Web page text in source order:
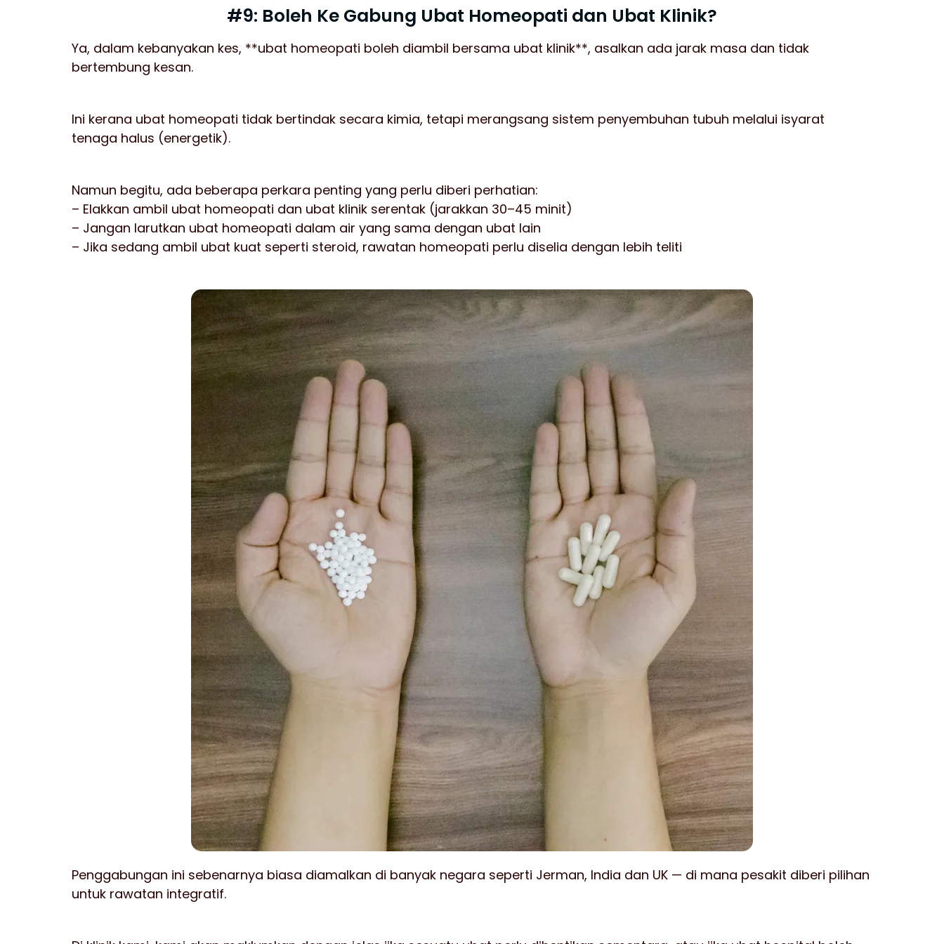
#9: Boleh Ke Gabung Ubat Homeopati dan Ubat Klinik?
Ya, dalam kebanyakan kes, **ubat homeopati boleh diambil bersama ubat klinik**, asalkan ada jarak masa dan tidak
bertembung kesan.
Ini kerana ubat homeopati tidak bertindak secara kimia, tetapi merangsang sistem penyembuhan tubuh melalui isyarat
tenaga halus (energetik).
Namun begitu, ada beberapa perkara penting yang perlu diberi perhatian:
– Elakkan ambil ubat homeopati dan ubat klinik serentak (jarakkan 30–45 minit)
– Jangan larutkan ubat homeopati dalam air yang sama dengan ubat lain
– Jika sedang ambil ubat kuat seperti steroid, rawatan homeopati perlu diselia dengan lebih teliti
Penggabungan ini sebenarnya biasa diamalkan di banyak negara seperti Jerman, India dan UK — di mana pesakit diberi pilihan
untuk rawatan integratif.